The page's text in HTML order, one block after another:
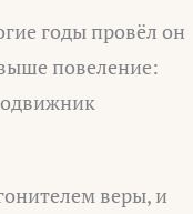
годы провёл он
повеление:
веры, и